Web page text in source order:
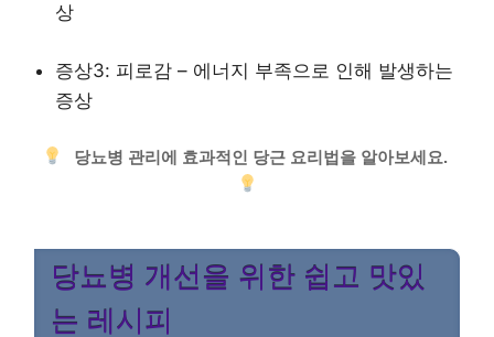
상
증상3: 피로감 – 에너지 부족으로 인해 발생하는
증상
당뇨병 관리에 효과적인 당근 요리법을 알아보세요.
당뇨병 개선을 위한 쉽고 맛있
는 레시피